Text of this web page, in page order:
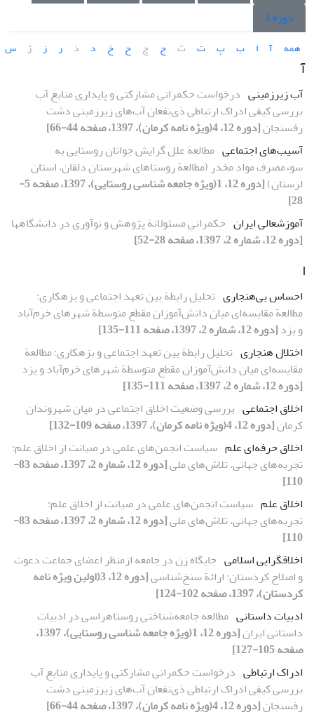
دوره 1
همه آ ا ب پ ت ث ج چ ح خ د ذ ر ز ژ س
آ
آب زیرزمینی درخواست حکمرانی مشارکتی و پایداری منابع آب
بررسی کیفی ادراک ارتباطی ذی‌نفعان آب‌های زیرزمینی دشت
رفسنجان[دوره 12، 4(ویژه نامه کرمان)، 1397، صفحه 44-66]
آسیب‌های اجتماعی مطالعة علل گرایش جوانان روستایی به
سوءمصرف مواد مخدر (مطالعة روستاهای شهرستان دلفان، استان
لرستان)
[دوره 12، 1(ویژه جامعه شناسی روستایی)، 1397، صفحه 5-
28]
آموزشعالی ایران حکمرانیِ مسئولانة پژوهش و نوآوری در دانشگاهها
[دوره 12، شماره 2، 1397، صفحه 28-52]
ا
احساس بی‌هنجاری تحلیل رابطة بین تعهد اجتماعی و بزهکاری:
مطالعة مقایسه‌ای میان دانش‌آموزان مقطع متوسطة شهرهای خرم‌آباد
و یزد[دوره 12، شماره 2، 1397، صفحه 111-135]
اختلال هنجاری تحلیل رابطة بین تعهد اجتماعی و بزهکاری: مطالعة
مقایسه‌ای میان دانش‌آموزان مقطع متوسطة شهرهای خرم‌آباد و یزد
[دوره 12، شماره 2، 1397، صفحه 111-135]
اخلاق اجتماعی بررسی وضعیت اخلاق اجتماعی در میان شهروندان
کرمان[دوره 12، 4(ویژه نامه کرمان)، 1397، صفحه 109-132]
اخلاق حرفه‌ای علم سیاست انجمن‌های علمی در صیانت از اخلاق علم:
تجربه‌های جهانی، تلاش‌های ملی
[دوره 12، شماره 2، 1397، صفحه 83-
110]
اخلاق علم سیاست انجمن‌های علمی در صیانت از اخلاق علم:
تجربه‌های جهانی، تلاش‌های ملی
[دوره 12، شماره 2، 1397، صفحه 83-
110]
اخلاق­گرایی اسلامی جایگاه زن در جامعه ازمنظر اعضای جماعت دعوت
و اصلاح کردستان: ارائة سنخ‌شناسی
[دوره 12، 3(اولین ویژه نامه
کردستان)، 1397، صفحه 102-124]
ادبیات داستانی مطالعه جامعه‌شناختی روستاهراسی در ادبیات
داستانی ایران
[دوره 12، 1(ویژه جامعه شناسی روستایی)، 1397،
صفحه 105-127]
ادراک ارتباطی درخواست حکمرانی مشارکتی و پایداری منابع آب
بررسی کیفی ادراک ارتباطی ذی‌نفعان آب‌های زیرزمینی دشت
رفسنجان[دوره 12، 4(ویژه نامه کرمان)، 1397، صفحه 44-66]